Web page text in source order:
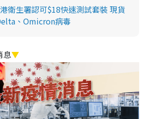
衛生署認可$18快速測試套裝 現貨
、Omicron病毒
息▼